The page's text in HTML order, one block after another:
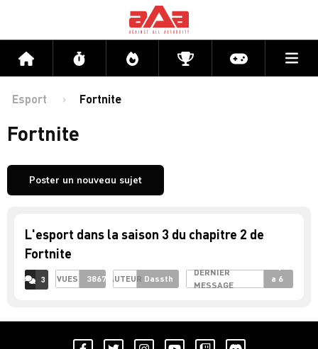
Accueil Flux Directs CompétitionsActu jeux
Esport Fortnite
Fortnite
Poster un nouveau sujet
L'esport dans la saison 3 du chapitre 2 de
Fortnite
ACCÉDER AUX
3
COMMENTAIRES
VUES 3867 AUTEUR Dassth
DERNIER
MESSAGE
a 6
ans